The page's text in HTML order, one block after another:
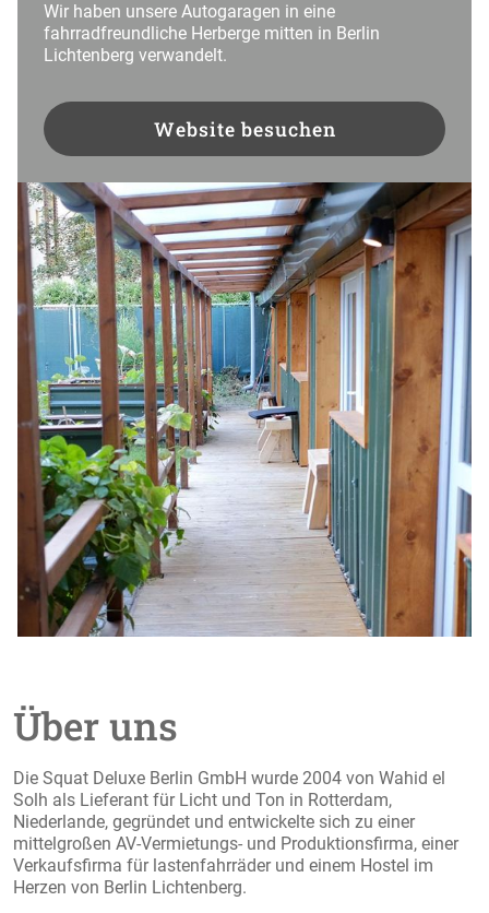
Wir haben unsere Autogaragen in eine
fahrradfreundliche Herberge mitten in Berlin
Lichtenberg verwandelt.
Website besuchen
Über uns
Die Squat Deluxe Berlin GmbH wurde 2004 von Wahid el
Solh als Lieferant für Licht und Ton in Rotterdam,
Niederlande, gegründet und entwickelte sich zu einer
mittelgroßen AV-Vermietungs- und Produktionsfirma, einer
Verkaufsfirma für lastenfahrräder und einem Hostel im
Herzen von Berlin Lichtenberg.